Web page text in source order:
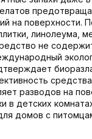
на поверхности.
линолеума,
не
разводов на
в детских
домов с